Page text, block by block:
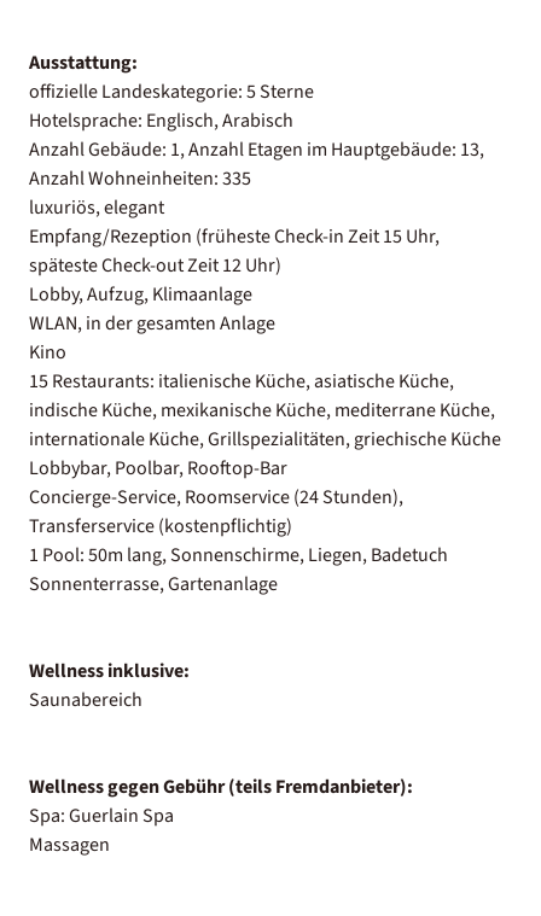
Ausstattung:
offizielle Landeskategorie: 5 Sterne
Hotelsprache: Englisch, Arabisch
Anzahl Gebäude: 1, Anzahl Etagen im Hauptgebäude: 13,
Anzahl Wohneinheiten: 335
luxuriös, elegant
Empfang/Rezeption (früheste Check-in Zeit 15 Uhr,
späteste Check-out Zeit 12 Uhr)
Lobby, Aufzug, Klimaanlage
WLAN, in der gesamten Anlage
Kino
15 Restaurants: italienische Küche, asiatische Küche,
indische Küche, mexikanische Küche, mediterrane Küche,
internationale Küche, Grillspezialitäten, griechische Küche
Lobbybar, Poolbar, Rooftop-Bar
Concierge-Service, Roomservice (24 Stunden),
Transferservice (kostenpflichtig)
1 Pool: 50m lang, Sonnenschirme, Liegen, Badetuch
Sonnenterrasse, Gartenanlage
Wellness inklusive:
Saunabereich
Wellness gegen Gebühr (teils Fremdanbieter):
Spa: Guerlain Spa
Massagen